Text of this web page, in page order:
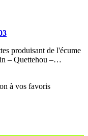
produisant de l'écume
– Quettehou –…